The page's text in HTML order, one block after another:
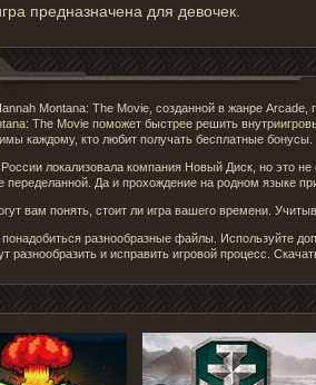
предназначена для девочек.
Montana: The Movie, созданной в жанре
The Movie поможет быстрее решить
каждому, кто любит получать бесплатные бонусы.
локализовала компания Новый Диск, но это
переделанной. Да и прохождение на родном языке
вам понять, стоит ли игра вашего времени.
разнообразные файлы. Используйте
разнообразить и исправить игровой процесс.